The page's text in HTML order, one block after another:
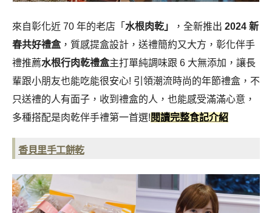
來自彰化近 70 年的老店「 水根肉乾」 ，全新推出 2024 新
春共好禮盒，質感提盒設計，送禮簡約又大方，彰化伴手
禮推薦水根行肉乾禮盒主打單純調味跟 6 大無添加，讓長
輩跟小朋友也能吃能很安心! 引領潮流時尚的年節禮盒，不
只送禮的人有面子，收到禮盒的人，也能感受滿滿心意，
多種搭配是肉乾伴手禮第一首選! 閱讀完整食記介紹
香貝里手工餅乾